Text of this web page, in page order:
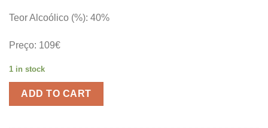
Teor Alcoólico (%): 40%
Preço: 109€
1 in stock
ADD TO CART